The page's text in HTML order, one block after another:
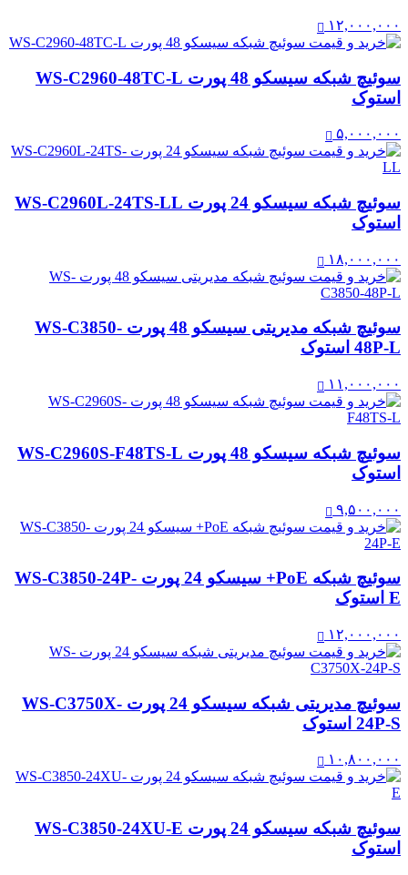
۱۲,۰۰۰,۰۰۰
سوئیچ شبکه سیسکو 48 پورت WS-C2960-48TC-L
استوک
۵,۰۰۰,۰۰۰
سوئیچ شبکه سیسکو 24 پورت WS-C2960L-24TS-LL
استوک
۱۸,۰۰۰,۰۰۰
سوئیچ شبکه مدیریتی سیسکو 48 پورت WS-C3850-
48P-L استوک
۱۱,۰۰۰,۰۰۰
سوئیچ شبکه سیسکو 48 پورت WS-C2960S-F48TS-L
استوک
۹,۵۰۰,۰۰۰
سوئیچ شبکه PoE+ سیسکو 24 پورت WS-C3850-24P-
E استوک
۱۲,۰۰۰,۰۰۰
سوئیچ مدیریتی شبکه سیسکو 24 پورت WS-C3750X-
24P-S استوک
۱۰,۸۰۰,۰۰۰
سوئیچ شبکه سیسکو 24 پورت WS-C3850-24XU-E
استوک